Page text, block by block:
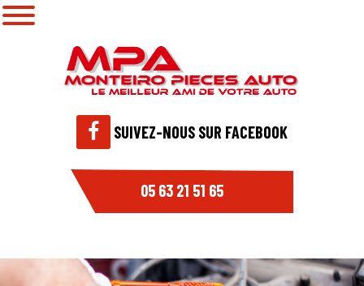
SUIVEZ-NOUS SUR FACEBOOK
05 63 21 51 65